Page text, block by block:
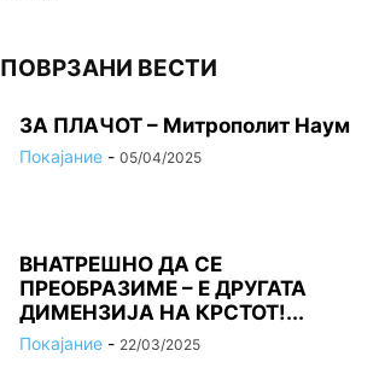
ПОВРЗАНИ ВЕСТИ
ЗА ПЛАЧОТ – Митрополит Наум
Покајание - 05/04/2025
ВНАТРЕШНО ДА СЕ
ПРЕОБРАЗИМЕ – Е ДРУГАТА
ДИМЕНЗИЈА НА КРСТОТ!...
Покајание - 22/03/2025